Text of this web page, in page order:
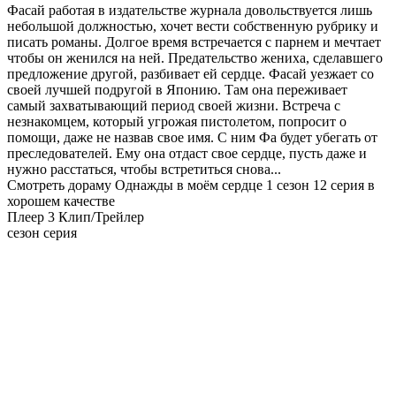
Фасай работая в издательстве журнала довольствуется лишь
небольшой должностью, хочет вести собственную рубрику и
писать романы. Долгое время встречается с парнем и мечтает
чтобы он женился на ней. Предательство жениха, сделавшего
предложение другой, разбивает ей сердце. Фасай уезжает со
своей лучшей подругой в Японию. Там она переживает
самый захватывающий период своей жизни. Встреча с
незнакомцем, который угрожая пистолетом, попросит о
помощи, даже не назвав свое имя. С ним Фа будет убегать от
преследователей. Ему она отдаст свое сердце, пусть даже и
нужно расстаться, чтобы встретиться снова...
Смотреть дораму Однажды в моём сердце 1 сезон 12 серия в
хорошем качестве
Плеер 3 Клип/Трейлер
сезон серия